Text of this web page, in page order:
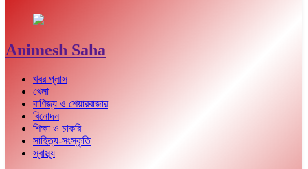
Animesh Saha
খবর প্লাস
খেলা
বাণিজ্য ও শেয়ারবাজার
বিনোদন
শিক্ষা ও চাকরি
সাহিত্য-সংস্কৃতি
স্বাস্থ্য